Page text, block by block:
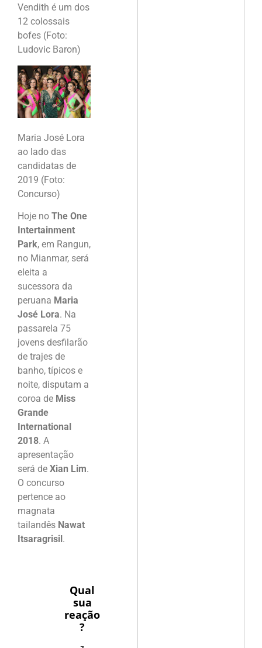
Vendith é um dos
12 colossais
bofes (Foto:
Ludovic Baron)
Maria José Lora
ao lado das
candidatas de
2019 (Foto:
Concurso)
Hoje no The One
Intertainment
Park, em Rangun,
no Mianmar, será
eleita a
sucessora da
peruana Maria
José Lora. Na
passarela 75
jovens desfilarão
de trajes de
banho, típicos e
noite, disputam a
coroa de Miss
Grande
International
2018. A
apresentação
será de Xian Lim.
O concurso
pertence ao
magnata
tailandês Nawat
Itsaragrisil .
Qual
sua
reação
?